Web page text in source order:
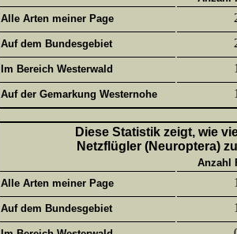
Alle Arten meiner Page
Auf dem Bundesgebiet
Im Bereich Westerwald 1
Auf der Gemarkung Westernohe 1
Diese Statistik zeigt, wie
Netzflügler (Neuroptera)
Anzahl
Alle Arten meiner Page
1
Auf dem Bundesgebiet 1